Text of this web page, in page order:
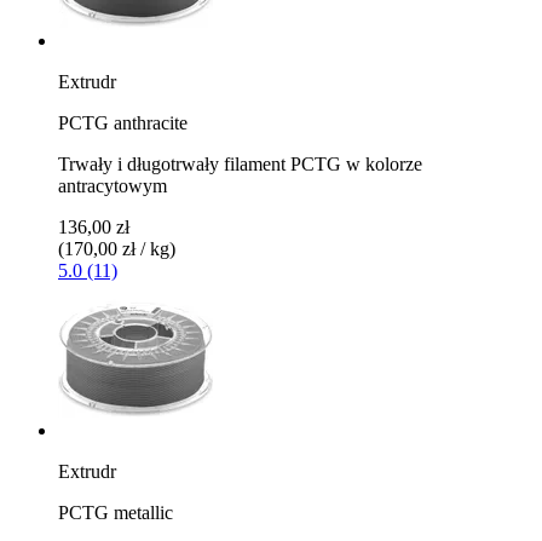
Extrudr
PCTG anthracite
Trwały i długotrwały filament PCTG w kolorze
antracytowym
136,00 zł
(170,00 zł / kg)
5.0 (11)
Extrudr
PCTG metallic